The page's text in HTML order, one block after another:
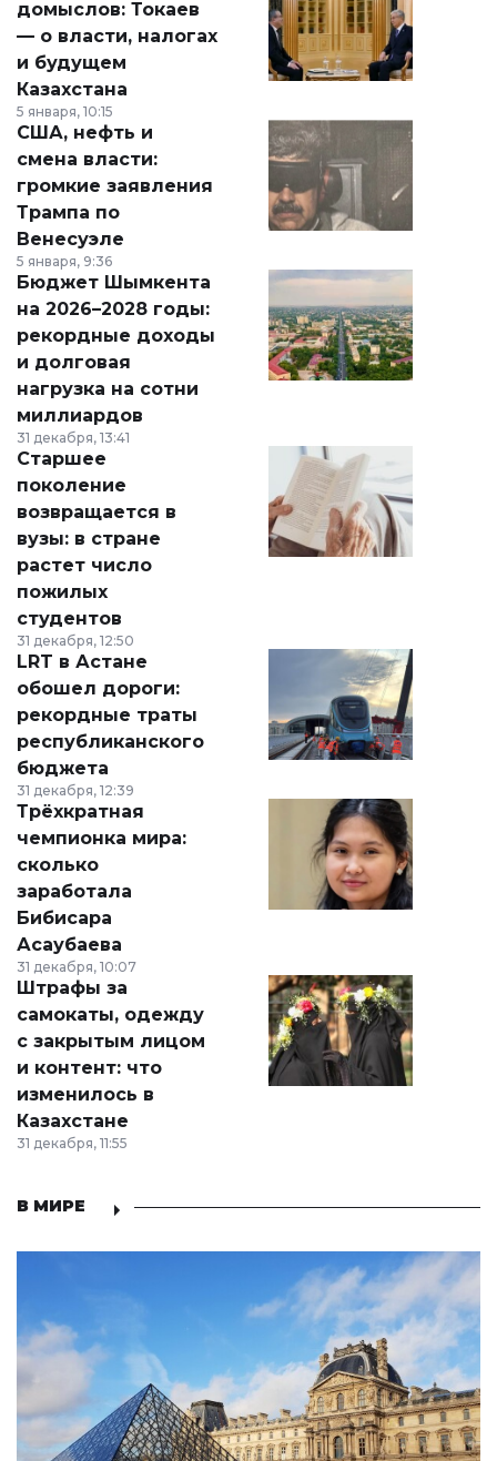
домыслов: Токаев
— о власти, налогах
и будущем
Казахстана
5 января, 10:15
США, нефть и
смена власти:
громкие заявления
Трампа по
Венесуэле
5 января, 9:36
Бюджет Шымкента
на 2026–2028 годы:
рекордные доходы
и долговая
нагрузка на сотни
миллиардов
31 декабря, 13:41
Старшее
поколение
возвращается в
вузы: в стране
растет число
пожилых
студентов
31 декабря, 12:50
LRT в Астане
обошел дороги:
рекордные траты
республиканского
бюджета
31 декабря, 12:39
Трёхкратная
чемпионка мира:
сколько
заработала
Бибисара
Асаубаева
31 декабря, 10:07
Штрафы за
самокаты, одежду
с закрытым лицом
и контент: что
изменилось в
Казахстане
31 декабря, 11:55
В МИРЕ